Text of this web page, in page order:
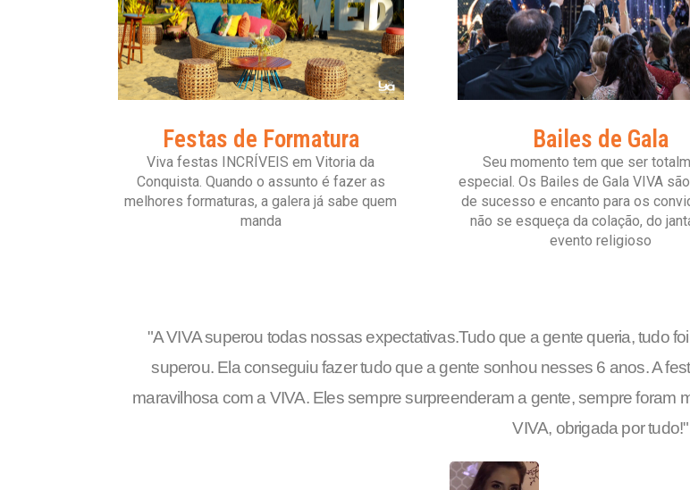
Festas de Formatura
Viva festas INCRÍVEIS em Vitoria da
Conquista. Quando o assunto é fazer as
melhores formaturas, a galera já sabe quem
manda
Bailes de Gala
Seu momento tem que ser
especial. Os Bailes de Gala VIVA
de sucesso e encanto para os
não se esqueça da colação, do
evento religioso
"A VIVA superou todas nossas expectativas.Tudo que a gente queria, tudo
superou. Ela conseguiu fazer tudo que a gente sonhou nesses 6 anos. A
maravilhosa com a VIVA. Eles sempre surpreenderam a gente, sempre foram
VIVA, obrigada por tudo!"